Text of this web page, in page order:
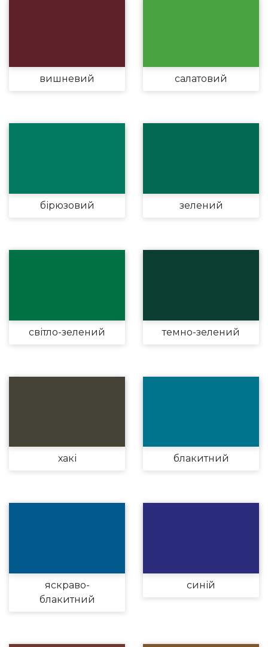
вишневий салатовий
бірюзовий зелений
світло-зелений темно-зелений
хакі блакитний
яскраво-
блакитний
синій